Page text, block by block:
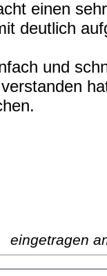
einen
deutlich
und
eingetragen